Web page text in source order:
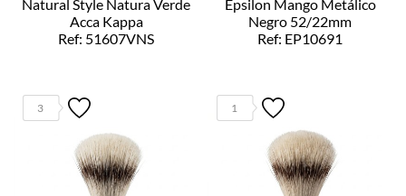
Natural Style Natura Verde
Acca Kappa
Ref: 51607VNS
Epsilon Mango Metálico
Negro 52/22mm
Ref: EP10691
3 1